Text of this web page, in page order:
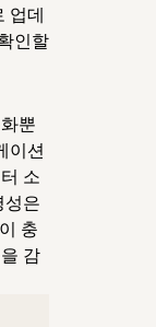
업데
인할
뿐
이션
소
성은
충
감